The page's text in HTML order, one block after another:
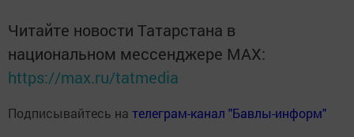
Читайте новости Татарстана в
национальном мессенджере MАХ:
https://max.ru/tatmedia
Подписывайтесь на телеграм-канал "Бавлы-информ"